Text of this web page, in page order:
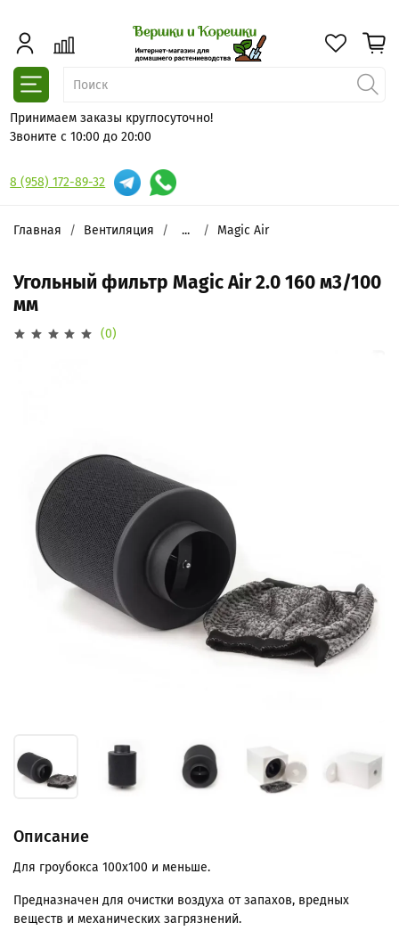
Принимаем заказы круглосуточно!
Звоните с 10:00 до 20:00
8 (958) 172-89-32
Главная Вентиляция ... Magic Air
Угольный фильтр Magic Air 2.0 160 м3/100
мм
(0)
Описание
Для гроубокса 100х100 и меньше.
Предназначен для очистки воздуха от запахов, вредных
веществ и механических загрязнений.